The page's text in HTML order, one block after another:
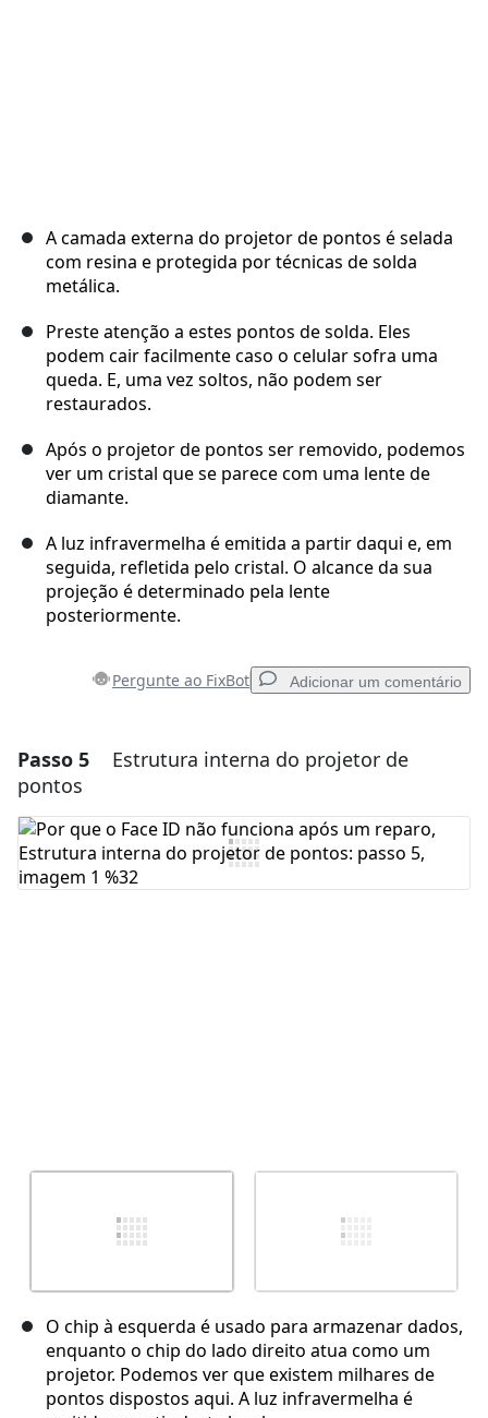
A camada externa do projetor de pontos é selada
com resina e protegida por técnicas de solda
metálica.
Preste atenção a estes pontos de solda. Eles
podem cair facilmente caso o celular sofra uma
queda. E, uma vez soltos, não podem ser
restaurados.
Após o projetor de pontos ser removido, podemos
ver um cristal que se parece com uma lente de
diamante.
A luz infravermelha é emitida a partir daqui e, em
seguida, refletida pelo cristal. O alcance da sua
projeção é determinado pela lente
posteriormente.
Pergunte ao FixBot Adicionar um comentário
Adicionar um comentário
Comentar
Passo 5
Estrutura interna do projetor de
pontos
O chip à esquerda é usado para armazenar dados,
enquanto o chip do lado direito atua como um
projetor. Podemos ver que existem milhares de
pontos dispostos aqui. A luz infravermelha é